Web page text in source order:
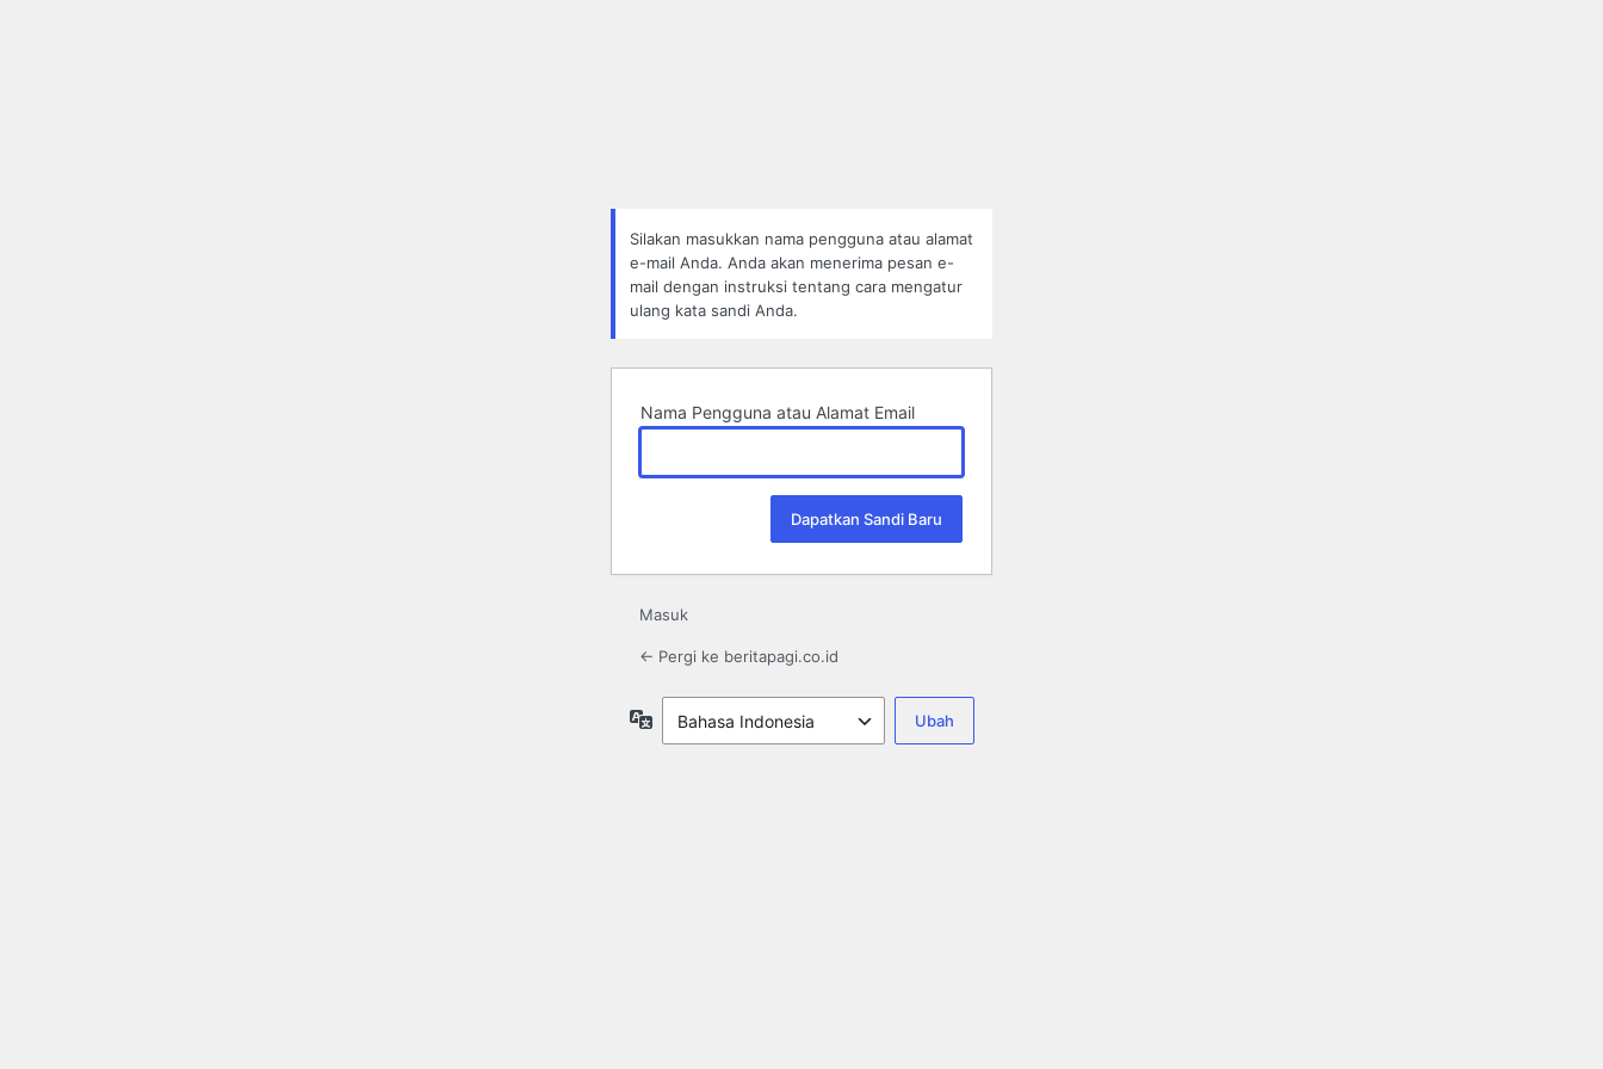
Silakan masukkan nama pengguna atau alamat
e-mail Anda. Anda akan menerima pesan e-
mail dengan instruksi tentang cara mengatur
ulang kata sandi Anda.
Nama Pengguna atau Alamat Email
Masuk
← Pergi ke beritapagi.co.id
Bahasa